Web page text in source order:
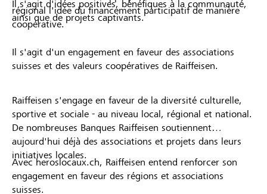
régional l'idée du financement participatif de manière
coopérative.
Il s'agit d'idées positives, bénéfiques à la communauté,
ainsi que de projets captivants.
Il s'agit d'un engagement en faveur des associations
suisses et des valeurs coopératives de Raiffeisen.
Raiffeisen s'engage en faveur de la diversité culturelle,
sportive et sociale - au niveau local, régional et national.
De nombreuses Banques Raiffeisen soutiennent
aujourd'hui déjà des associations et projets dans leurs
initiatives locales.
Avec heroslocaux.ch, Raiffeisen entend renforcer son
engagement en faveur des régions et associations
suisses.